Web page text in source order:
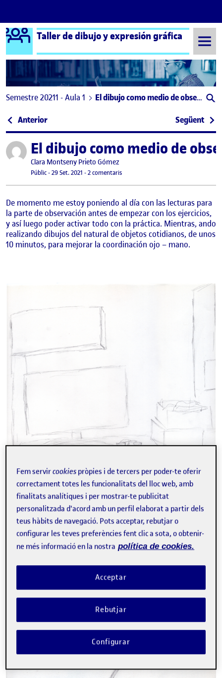
Saltar al contingut
Logo Ágora
Taller de dibujo y expresión gráfica
Semestre 20211 - Aula 1 El dibujo como medio de observación y representación: Primeros bocetos
Navegació d'entrades
Anterior: Autorretrato Següent:
Publicat perEl dibujo como medio de
Publicat per
Clara Montseny Prieto Gómez
Visibilitat:
Públic-Data de publicació
29 Set. 2021 24 maig, 2022 5:37 pm
-2 comentarisa El dibujo como medio de
De momento me estoy poniendo al día con las lecturas para
la parte de observación antes de empezar con los ejercicios,
y así luego poder activar todo con la práctica. Mientras, ando
realizando dibujos del natural de objetos cotidianos, de unos
10 minutos, para mejorar la coordinación ojo – mano.
Boceto salón
Fem servircookies pròpies i de tercers per poder-te oferir
correctament totes les funcionalitats del lloc web, amb
finalitats analítiques i per mostrar-te publicitat
personalitzada d'acord amb un perfil elaborat a partir dels
teus hàbits de navegació. Pots acceptar, rebutjar o
configurar les teves preferències fent clic a sota, o obtenir-
ne més informació en la nostra política de cookies.
Rebutjar
Acceptar
Configurar